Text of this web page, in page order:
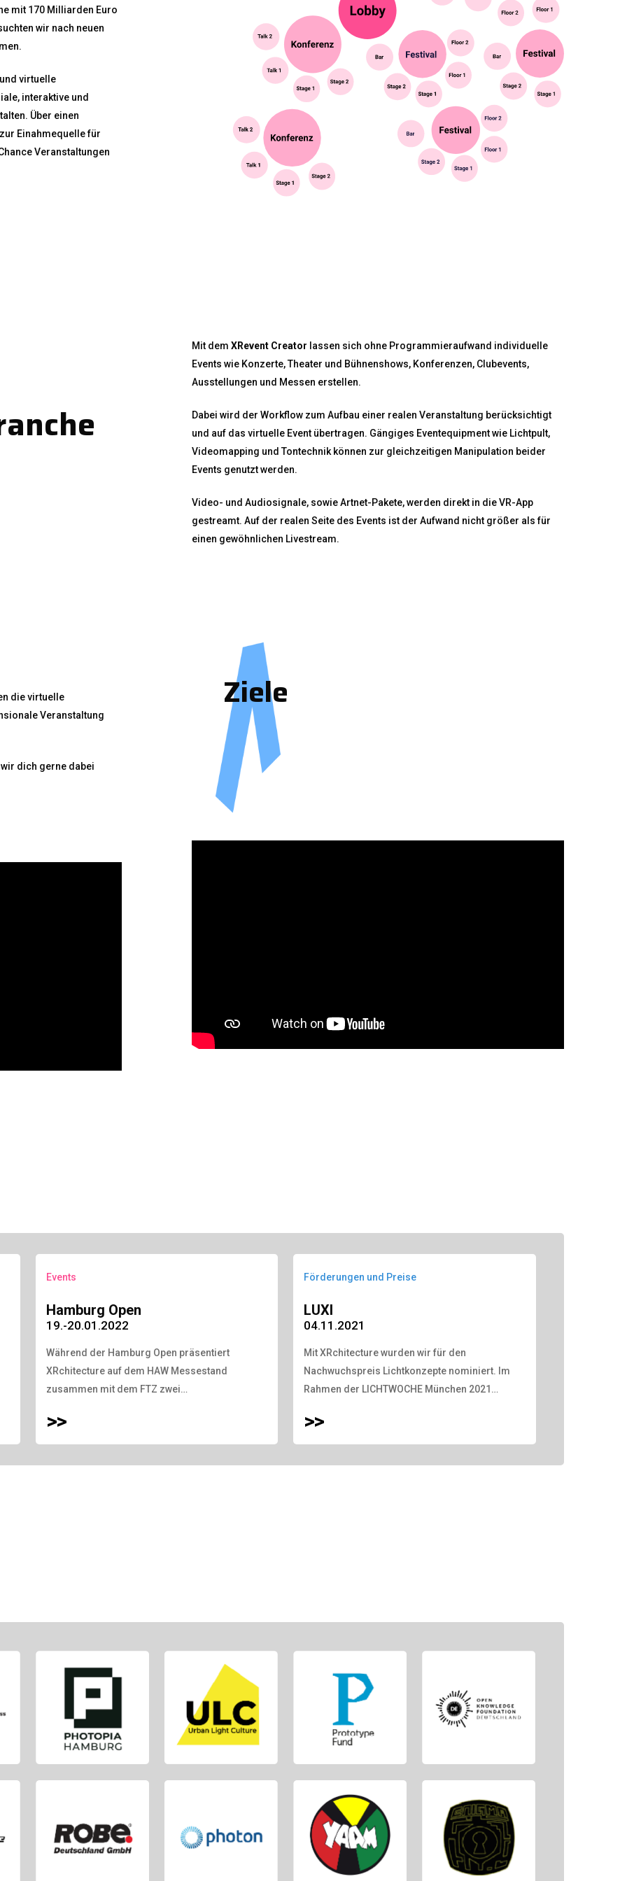
mit 170 Milliarden Euro
wir nach neuen
virtuelle
interaktive und
Über einen
Einahmequelle für
Veranstaltungen
Mit dem XRevent Creator lassen sich ohne Programmieraufwand individuelle
Events wie Konzerte, Theater und Bühnenshows, Konferenzen, Clubevents,
Ausstellungen und Messen erstellen.
Dabei wird der Workflow zum Aufbau einer realen Veranstaltung berücksichtigt
und auf das virtuelle Event übertragen. Gängiges Eventequipment wie Lichtpult,
Videomapping und Tontechnik können zur gleichzeitigen Manipulation beider
Events genutzt werden.
Video- und Audiosignale, sowie Artnet-Pakete, werden direkt in die VR-App
gestreamt. Auf der realen Seite des Events ist der Aufwand nicht größer als für
einen gewöhnlichen Livestream.
die virtuelle
Veranstaltung
dich gerne dabei
Ziele
Events
Hamburg Open
19.-20.01.2022
Während der Hamburg Open präsentiert
XRchitecture auf dem HAW Messestand
zusammen mit dem FTZ zwei…
>>
Förderungen und Preise
LUXI
04.11.2021
Mit XRchitecture wurden wir für den
Nachwuchspreis Lichtkonzepte nominiert. Im
Rahmen der LICHTWOCHE München 2021…
>>